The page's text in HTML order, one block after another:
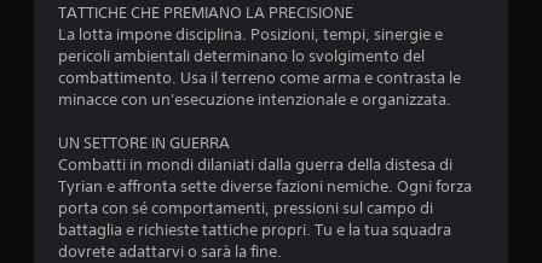
TATTICHE CHE PREMIANO LA PRECISIONE
La lotta impone disciplina. Posizioni, tempi, sinergie e
pericoli ambientali determinano lo svolgimento del
combattimento. Usa il terreno come arma e contrasta le
minacce con un'esecuzione intenzionale e organizzata.
UN SETTORE IN GUERRA
Combatti in mondi dilaniati dalla guerra della distesa di
Tyrian e affronta sette diverse fazioni nemiche. Ogni forza
porta con sé comportamenti, pressioni sul campo di
battaglia e richieste tattiche propri. Tu e la tua squadra
dovrete adattarvi o sarà la fine.